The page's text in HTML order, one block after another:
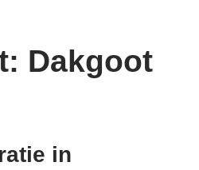
Dakgoot
in